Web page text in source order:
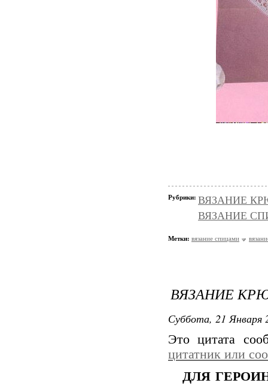
Рубрики: ВЯЗАНИЕ
ВЯЗАНИЕ
Метки: вязание спицами
ВЯЗАНИЕ
Суббота, 21 Января
Это цитата
цитатник или
ДЛЯ